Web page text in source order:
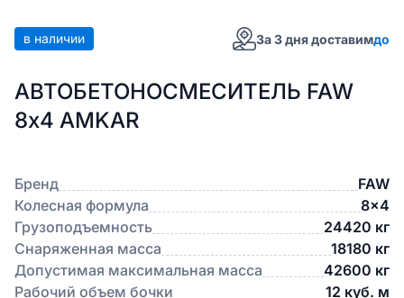
в наличии За 3 дня доставимдо
АВТОБЕТОНОСМЕСИТЕЛЬ FAW
8х4 AMKAR
Бренд
FAW
Колесная формула
8x4
Грузоподъемность
24420 кг
Снаряженная масса
18180 кг
Допустимая максимальная масса
42600 кг
Рабочий объем бочки
12 куб. м